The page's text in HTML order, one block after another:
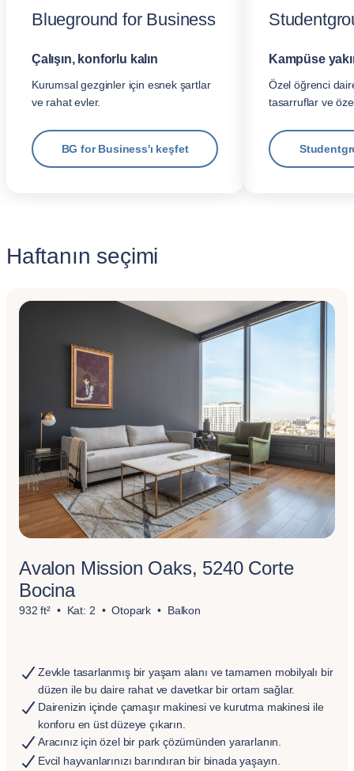
Blueground for Business
Çalışın, konforlu kalın
Kurumsal gezginler için esnek şartlar
ve rahat evler.
BG for Business'ı keşfet
Kampüse
Özel öğrenci
tasarruflar ve
Haftanın seçimi
Avalon Mission Oaks, 5240 Corte
Bocina
932 ft² Kat: 2 Otopark Balkon
Zevkle tasarlanmış bir yaşam alanı ve tamamen mobilyalı bir
düzen ile bu daire rahat ve davetkar bir ortam sağlar.
Dairenizin içinde çamaşır makinesi ve kurutma makinesi ile
konforu en üst düzeye çıkarın.
Aracınız için özel bir park çözümünden yararlanın.
Evcil hayvanlarınızı barındıran bir binada yaşayın.